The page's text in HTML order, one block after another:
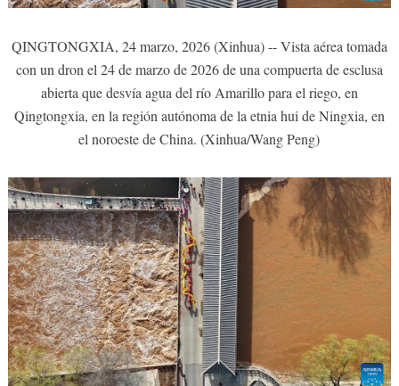
QINGTONGXIA, 24 marzo, 2026 (Xinhua) -- Vista aérea tomada
con un dron el 24 de marzo de 2026 de una compuerta de esclusa
abierta que desvía agua del río Amarillo para el riego, en
Qingtongxia, en la región autónoma de la etnia hui de Ningxia, en
el noroeste de China. (Xinhua/Wang Peng)